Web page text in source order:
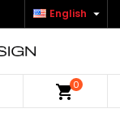
English 
shopping_cart0